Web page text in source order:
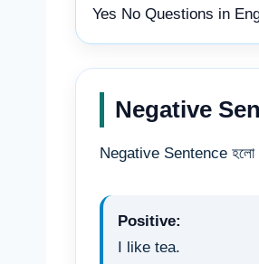
Yes No Questions in
Negative
Negative Sentence হলো
Positive:
I like tea.